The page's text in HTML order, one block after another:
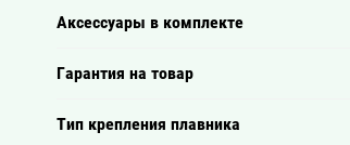
Аксессуары в комплекте
Гарантия на товар
Тип крепления плавника